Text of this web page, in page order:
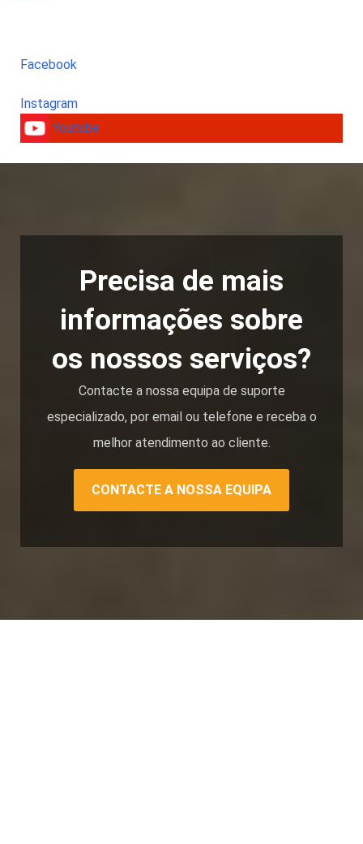
Facebook
Instagram
Youtube
Precisa de mais
informações sobre
os nossos serviços?
Contacte a nossa equipa de suporte
especializado, por email ou telefone e receba o
melhor atendimento ao cliente.
CONTACTE A NOSSA EQUIPA